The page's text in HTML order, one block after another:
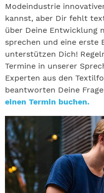
Modeindustrie
kannst, aber Dir fehlt
über Deine Entwicklung
sprechen und eine erste
unterstützen Dich!
Termine in unserer
Experten aus den
beantworten Deine
einen Termin buchen.